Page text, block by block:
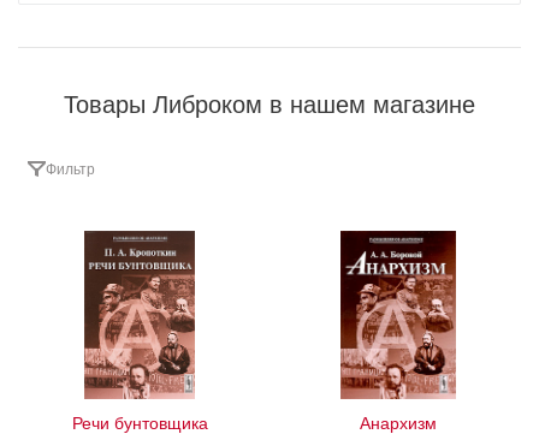
Товары Либроком в нашем магазине
Фильтр
Речи бунтовщика Анархизм